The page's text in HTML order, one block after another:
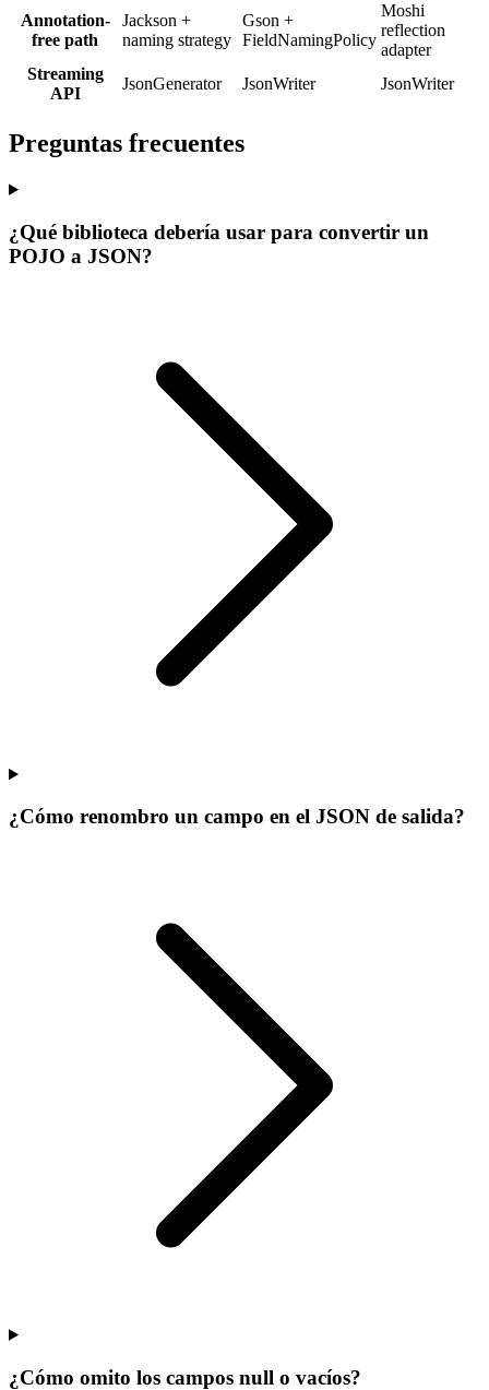
Annotation-
free path
Jackson +
naming strategy
Gson +
FieldNamingPolicy
Moshi
reflection
adapter
Streaming
API
JsonGenerator JsonWriter JsonWriter
Preguntas frecuentes
¿Qué biblioteca debería usar para convertir un
POJO a JSON?
¿Cómo renombro un campo en el JSON de salida?
¿Cómo omito los campos null o vacíos?